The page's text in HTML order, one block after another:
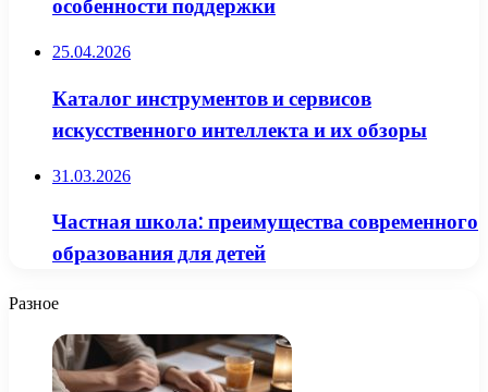
особенности поддержки
25.04.2026
Каталог инструментов и сервисов
искусственного интеллекта и их обзоры
31.03.2026
Частная школа: преимущества современного
образования для детей
Разное